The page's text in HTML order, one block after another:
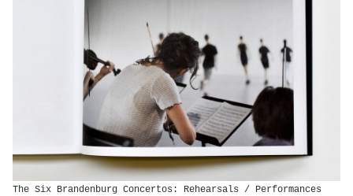
The Six Brandenburg Concertos: Rehearsals / Performances